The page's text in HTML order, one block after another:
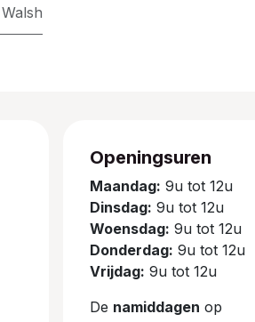
Walsh
Openingsuren
Maandag: 9u tot 12u
Dinsdag: 9u tot 12u
Woensdag: 9u tot 12u
Donderdag: 9u tot 12u
Vrijdag: 9u tot 12u
De namiddagen op